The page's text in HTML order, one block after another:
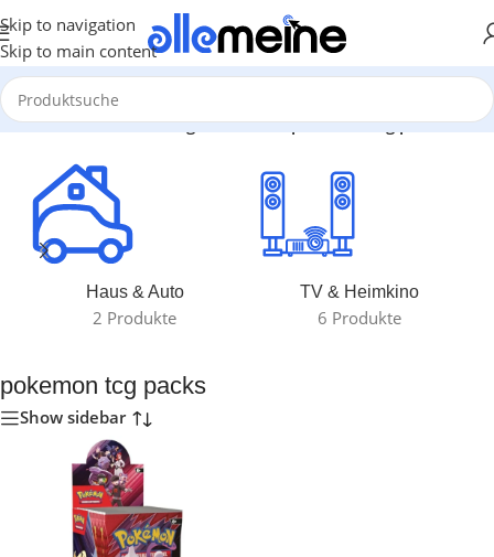
Skip to navigation
Skip to main content
Start/Produkte verschlagwortet mit „pokemon tcg packs“
Haus & Auto
2 Produkte
TV & Heimkino
6 Produkte
pokemon tcg packs
Show sidebar